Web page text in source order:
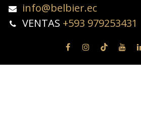
​info@belbier.ec​
​​​​​​VENTAS +593 979253431